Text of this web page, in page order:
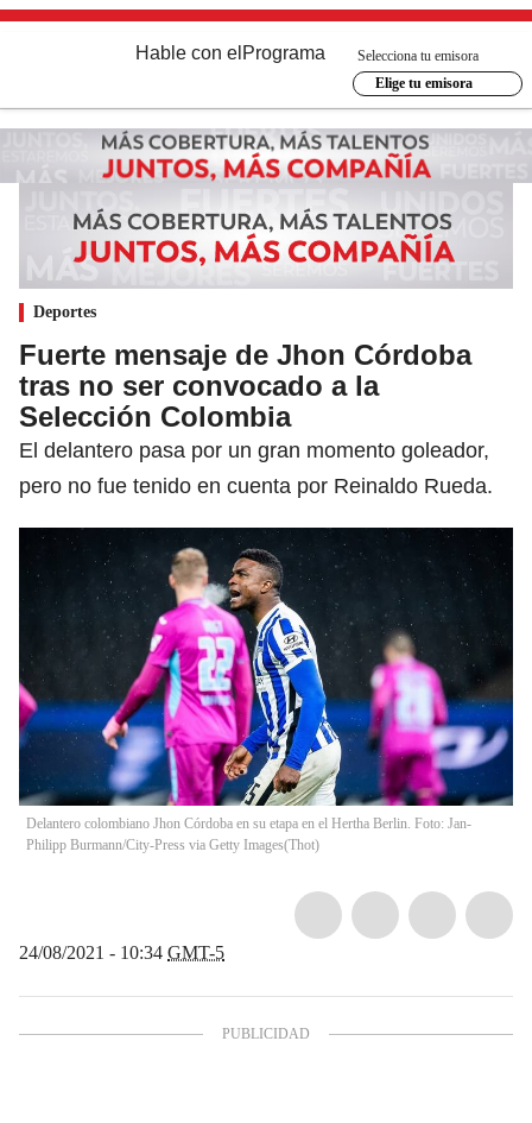
Hable con el Programa
Selecciona tu emisora
Elige tu emisora
Deportes
Fuerte mensaje de Jhon Córdoba
tras no ser convocado a la
Selección Colombia
El delantero pasa por un gran momento goleador,
pero no fue tenido en cuenta por Reinaldo Rueda.
Delantero colombiano Jhon Córdoba en su etapa en el Hertha Berlin. Foto: Jan-
Philipp Burmann/City-Press via Getty Images(Thot)
24/08/2021 - 10:34 GMT-5